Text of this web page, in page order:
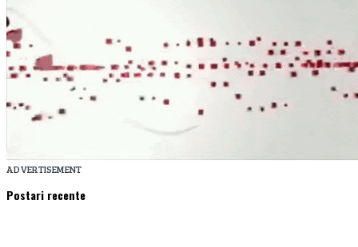
ADVERTISEMENT
Postari recente